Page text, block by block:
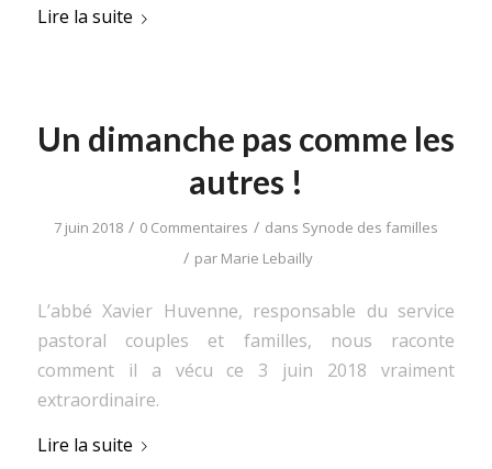
Lire la suite
Un dimanche pas comme les
autres !
7 juin 2018 / 0 Commentaires / dans Synode des familles
/ par Marie Lebailly
L’abbé Xavier Huvenne, responsable du service
pastoral couples et familles, nous raconte
comment il a vécu ce 3 juin 2018 vraiment
extraordinaire.
Lire la suite